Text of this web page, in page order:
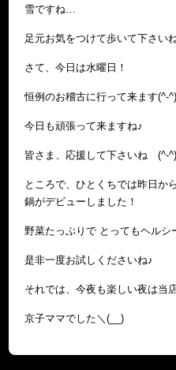
雪ですね…
足元お気をつけて歩いて下さい
さて、今日は水曜日！
恒例のお稽古に行って来ます(^-^)
今日も頑張って来ますね♪
皆さま、応援して下さいね (^-^)
ところで、ひとくちでは昨日か
鍋がデビューしました！
野菜たっぷりで とってもヘルシ
是非一度お試しくださいね♪
それでは、今夜も楽しい夜は当
京子ママでした＼(__)